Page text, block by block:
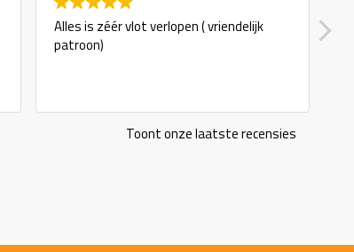
Alles is zéér vlot verlopen ( vriendelijk
patroon)
Toont onze laatste recensies